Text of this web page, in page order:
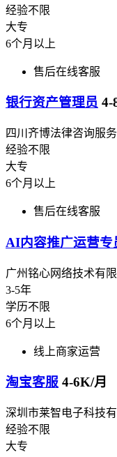
经验不限
大专
6个月以上
售后在线客服
银行资产管理员 4-
四川齐博法律咨询服
经验不限
大专
6个月以上
售后在线客服
AI内容推广运营专
广州铭心网络技术有
3-5年
学历不限
6个月以上
线上商家运营
淘宝客服 4-6K/月
深圳市莱智电子科技
经验不限
大专